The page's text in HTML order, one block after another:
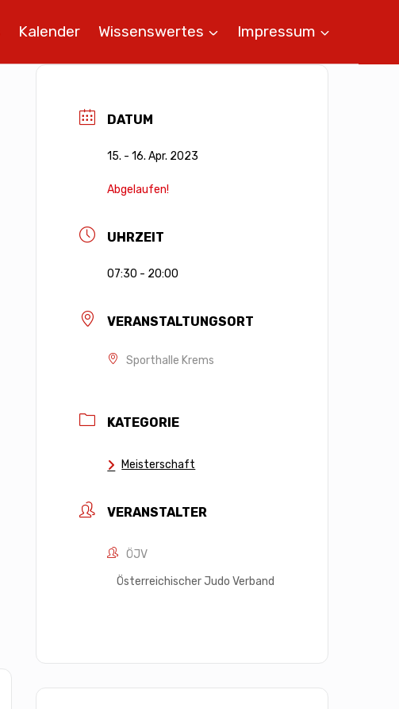
Kalender Wissenswertes Impressum
DATUM
15. - 16. Apr. 2023
Abgelaufen!
UHRZEIT
07:30 - 20:00
VERANSTALTUNGSORT
Sporthalle Krems
KATEGORIE
Meisterschaft
VERANSTALTER
ÖJV
Österreichischer Judo Verband